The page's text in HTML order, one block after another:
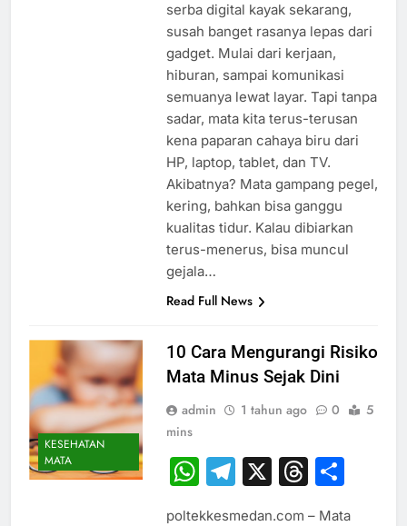
serba digital kayak sekarang,
susah banget rasanya lepas dari
gadget. Mulai dari kerjaan,
hiburan, sampai komunikasi
semuanya lewat layar. Tapi tanpa
sadar, mata kita terus-terusan
kena paparan cahaya biru dari
HP, laptop, tablet, dan TV.
Akibatnya? Mata gampang pegel,
kering, bahkan bisa ganggu
kualitas tidur. Kalau dibiarkan
terus-menerus, bisa muncul
gejala…
Read Full News
KESEHATAN
MATA
10 Cara Mengurangi Risiko
Mata Minus Sejak Dini
admin 1 tahun ago 0
5
mins
WhatsApp
Telegram
X
poltekkesmedan.com – Mata